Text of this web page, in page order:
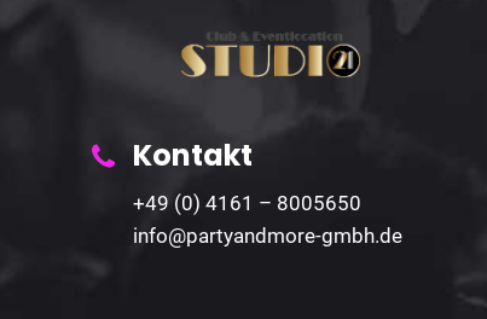
Kontakt
+49 (0) 4161 – 8005650
info@partyandmore-gmbh.de